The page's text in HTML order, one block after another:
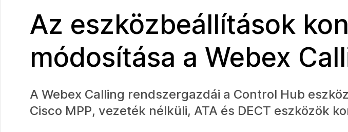
Az eszközbeállítások
módosítása a Webex
A Webex Calling rendszergazdái a Control Hub
Cisco MPP, vezeték nélküli, ATA és DECT eszközök